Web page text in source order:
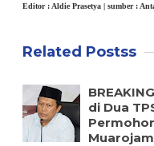
Editor : Aldie Prasetya | sumber :
Related Postss
di Dua